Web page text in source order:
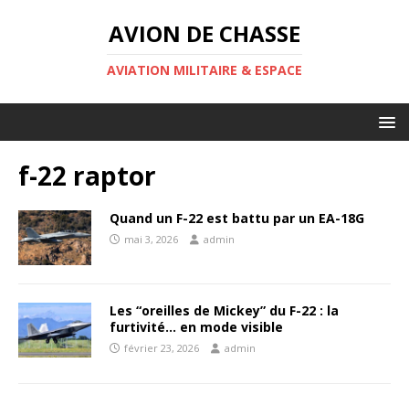
AVION DE CHASSE
AVIATION MILITAIRE & ESPACE
f-22 raptor
Quand un F-22 est battu par un EA-18G
mai 3, 2026 admin
Les “oreilles de Mickey” du F-22 : la
furtivité… en mode visible
février 23, 2026 admin